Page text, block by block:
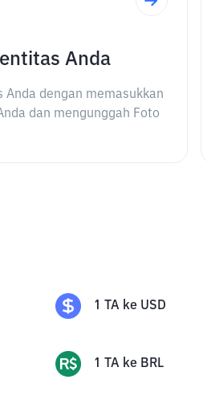
Anda
dengan memasukkan
dan mengunggah Foto
1 TA ke USD
1 TA ke BRL